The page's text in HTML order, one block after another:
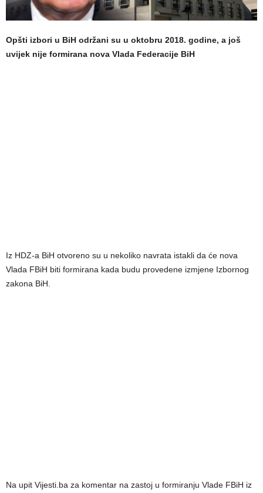
Opšti izbori u BiH održani su u oktobru 2018. godine, a još
uvijek nije formirana nova Vlada Federacije BiH
Iz HDZ-a BiH otvoreno su u nekoliko navrata istakli da će nova
Vlada FBiH biti formirana kada budu provedene izmjene Izbornog
zakona BiH.
Na upit Vijesti.ba za komentar na zastoj u formiranju Vlade FBiH iz